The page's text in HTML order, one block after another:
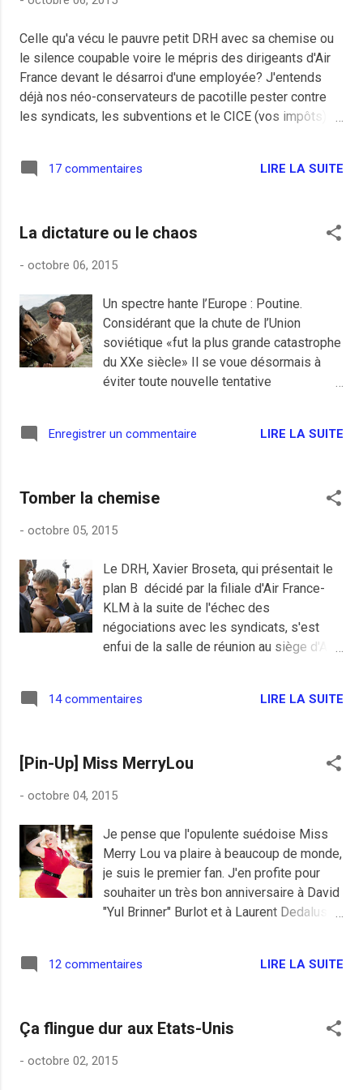
Celle qu'a vécu le pauvre petit DRH avec sa chemise ou
le silence coupable voire le mépris des dirigeants d'Air
France devant le désarroi d'une employée? J'entends
déjà nos néo-conservateurs de pacotille pester contre
les syndicats, les subventions et le CICE (vos impôts)
étaient où nos économistes du salon beige quand les
compagnies occidentales? La chienlit, comme le dit
affaires, n'est certainement pas dans le camp des
salariés. Et ça se croit patriote...
17 commentaires LIRE LA SUITE
La dictature ou le chaos
- octobre 06, 2015
Un spectre hante l’Europe : Poutine.
Considérant que la chute de l’Union
soviétique «fut la plus grande catastrophe
du XXe siècle» Il se voue désormais à
éviter toute nouvelle tentative
Révolutions arabes ou ukrainiennes
amis est vue comme une remise en cause
révolution ou la mort, voilà son credo. [...]
principal défaut d'être devenu un néo-
conservateur et de se considérer libéral-
libertaire sous acide, sa petite tribune sur
le dangereux Poutine dans Libération est
plus que juste. Dictateurs de tous les
Le Pen, les contre-révolutionnaires (le
devant ce dict...
Enregistrer un commentaire LIRE LA SUITE
Tomber la chemise
- octobre 05, 2015
Le DRH, Xavier Broseta, qui présentait le
plan B décidé par la filiale d'Air France-
KLM à la suite de l'échec des
négociations avec les syndicats, s'est
enfui de la salle de réunion au siège d'Air
mécontents ne sont pas les plus à
ultra-libérale font que de plus en plus de
l'excès; Le travailler plus pour gagner
porte) ne sera jamais un succès populaire
chez les électeurs, Alain Juppé ou
François Fillon devraient y réfléchir avant
de nous pondre des programmes
économiques favorables aux copains du
ce brave DRH qui n'a pas un métier facile,
plumes.
14 commentaires LIRE LA SUITE
[Pin-Up] Miss MerryLou
- octobre 04, 2015
Je pense que l'opulente suédoise Miss
Merry Lou va plaire à beaucoup de monde,
je suis le premier fan. J'en profite pour
souhaiter un très bon anniversaire à David
"Yul Brinner" Burlot et à Laurent Dedalus , à
12 commentaires LIRE LA SUITE
Ça flingue dur aux Etats-Unis
- octobre 02, 2015